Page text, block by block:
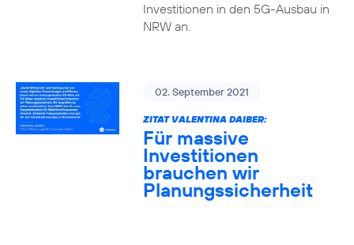
Investitionen in den 5G-Ausbau in
NRW an.
02. September 2021
ZITAT VALENTINA DAIBER:
Für massive
Investitionen
brauchen wir
Planungssicherheit